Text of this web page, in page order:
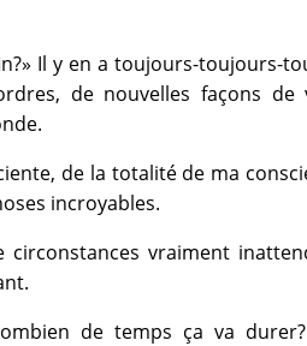
Il y en a toujours-toujours-
de nouvelles façons de
de la totalité de ma
incroyables.
vraiment
de temps ça va